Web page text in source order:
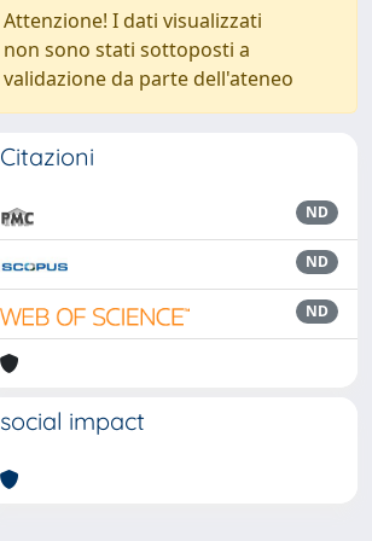
Attenzione! I dati visualizzati
non sono stati sottoposti a
validazione da parte dell'ateneo
Citazioni
ND
ND
ND
social impact